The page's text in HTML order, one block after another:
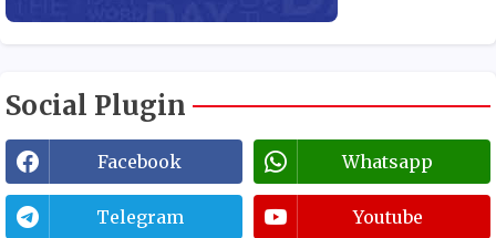
Social Plugin
Facebook Whatsapp
Telegram Youtube